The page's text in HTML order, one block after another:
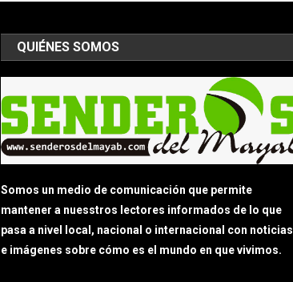
QUIÉNES SOMOS
Somos un medio de comunicación que permite
mantener a nuesstros lectores informados de lo que
pasa a nivel local, nacional o internacional con noticias
e imágenes sobre cómo es el mundo en que vivimos.